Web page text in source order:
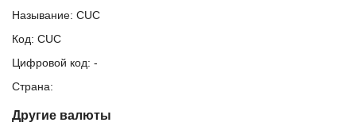
Называние: CUC
Код: CUC
Цифровой код: -
Страна:
Другие валюты